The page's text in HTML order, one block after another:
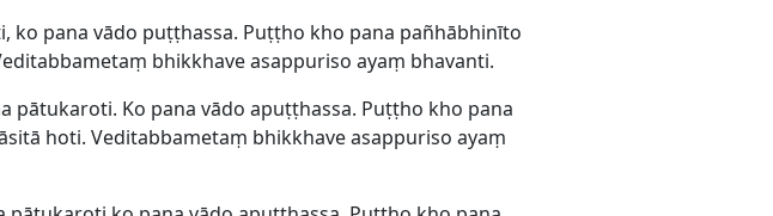
pana vādo puṭṭhassa. Puṭṭho kho pana pañhābhinīto
bhikkhave asappuriso ayaṃ bhavanti.
pātukaroti. Ko pana vādo apuṭṭhassa. Puṭṭho kho pana
hoti. Veditabbametaṃ bhikkhave asappuriso ayaṃ